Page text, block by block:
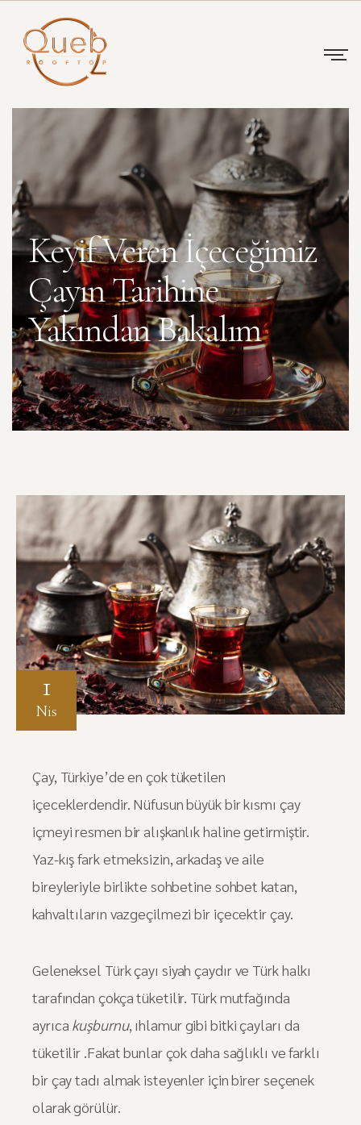
Keyif Veren İçeceğimiz
Çayın Tarihine
Yakından Bakalım
1
Nis
Çay, Türkiye’de en çok tüketilen
içeceklerdendir. Nüfusun büyük bir kısmı çay
içmeyi resmen bir alışkanlık haline getirmiştir.
Yaz-kış fark etmeksizin, arkadaş ve aile
bireyleriyle birlikte sohbetine sohbet katan,
kahvaltıların vazgeçilmezi bir içecektir çay.
Geleneksel Türk çayı siyah çaydır ve Türk halkı
tarafından çokça tüketilir. Türk mutfağında
ayrıca kuşburnu, ıhlamur gibi bitki çayları da
tüketilir .Fakat bunlar çok daha sağlıklı ve farklı
bir çay tadı almak isteyenler için birer seçenek
olarak görülür.